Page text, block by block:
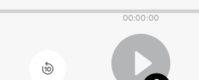
00:00:00